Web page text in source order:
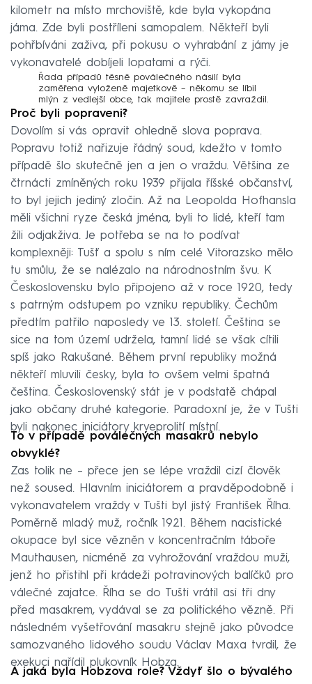
kilometr na místo mrchoviště, kde byla vykopána
jáma. Zde byli postříleni samopalem. Někteří byli
pohřbíváni zaživa, při pokusu o vyhrabání z jámy je
vykonavatelé dobíjeli lopatami a rýči.
Řada případů těsně poválečného násilí byla
zaměřena vyloženě majetkově – někomu se líbil
mlýn z vedlejší obce, tak majitele prostě zavraždil.
Proč byli popraveni?
Dovolím si vás opravit ohledně slova poprava.
Popravu totiž nařizuje řádný soud, kdežto v tomto
případě šlo skutečně jen a jen o vraždu. Většina ze
čtrnácti zmíněných roku 1939 přijala říšské občanství,
to byl jejich jediný zločin. Až na Leopolda Hofhansla
měli všichni ryze česká jména, byli to lidé, kteří tam
žili odjakživa. Je potřeba se na to podívat
komplexněji: Tušť a spolu s ním celé Vitorazsko mělo
tu smůlu, že se nalézalo na národnostním švu. K
Československu bylo připojeno až v roce 1920, tedy
s patrným odstupem po vzniku republiky. Čechům
předtím patřilo naposledy ve 13. století. Čeština se
sice na tom území udržela, tamní lidé se však cítili
spíš jako Rakušané. Během první republiky možná
někteří mluvili česky, byla to ovšem velmi špatná
čeština. Československý stát je v podstatě chápal
jako občany druhé kategorie. Paradoxní je, že v Tušti
byli nakonec iniciátory krveprolití místní.
To v případě poválečných masakrů nebylo
obvyklé?
Zas tolik ne – přece jen se lépe vraždil cizí člověk
než soused. Hlavním iniciátorem a pravděpodobně i
vykonavatelem vraždy v Tušti byl jistý František Říha.
Poměrně mladý muž, ročník 1921. Během nacistické
okupace byl sice vězněn v koncentračním táboře
Mauthausen, nicméně za vyhrožování vraždou muži,
jenž ho přistihl při krádeži potravinových balíčků pro
válečné zajatce. Říha se do Tušti vrátil asi tři dny
před masakrem, vydával se za politického vězně. Při
následném vyšetřování masakru stejně jako původce
samozvaného lidového soudu Václav Maxa tvrdil, že
exekuci nařídil plukovník Hobza.
A jaká byla Hobzova role? Vždyť šlo o bývalého